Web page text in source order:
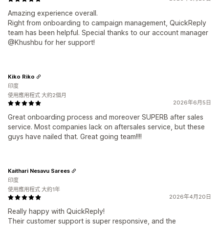
Amazing experience overall.
Right from onboarding to campaign management, QuickReply
team has been helpful. Special thanks to our account manager
@Khushbu for her support!
2026年6月5日
Great onboarding process and moreover SUPERB after sales
service. Most companies lack on aftersales service, but these
guys have nailed that. Great going team!!!!
Kiko Riko
印度
使用應用程式 大約2個月
2026年4月20日
Really happy with QuickReply!
Their customer support is super responsive, and the
Kaithari Nesavu Sarees
印度
使用應用程式 大約1年